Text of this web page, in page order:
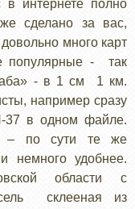
в интернете полно
сделано за вас,
много карт
популярные - так
- в 1 см 1 км.
например сразу
37 в одном файле.
– по сути те же
немного удобнее.
области с
склееная из